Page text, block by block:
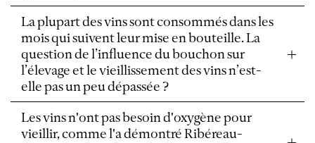
La plupart des vins sont consommés dans les
mois qui suivent leur mise en bouteille. La
question de l’influence du bouchon sur
l’élevage et le vieillissement des vins n’est-
elle pas un peu dépassée ?
Les vins n'ont pas besoin d'oxygène pour
vieillir, comme l'a démontré Ribéreau-